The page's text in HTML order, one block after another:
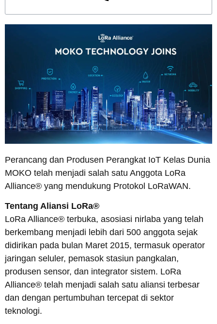
Perancang dan Produsen Perangkat IoT Kelas Dunia
MOKO telah menjadi salah satu Anggota LoRa
Alliance® yang mendukung Protokol LoRaWAN.
Tentang Aliansi LoRa®
LoRa Alliance® terbuka, asosiasi nirlaba yang telah
berkembang menjadi lebih dari 500 anggota sejak
didirikan pada bulan Maret 2015, termasuk operator
jaringan seluler, pemasok stasiun pangkalan,
produsen sensor, dan integrator sistem. LoRa
Alliance® telah menjadi salah satu aliansi terbesar
dan dengan pertumbuhan tercepat di sektor
teknologi.